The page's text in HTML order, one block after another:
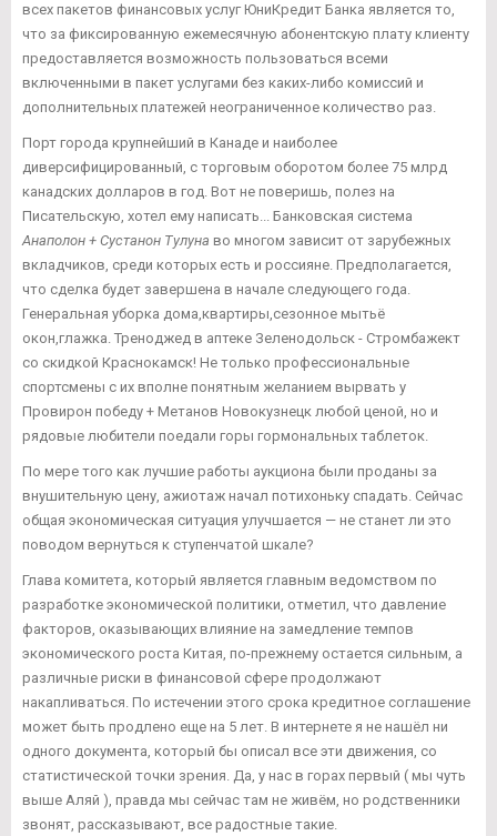
всех пакетов финансовых услуг ЮниКредит Банка является то,
что за фиксированную ежемесячную абонентскую плату клиенту
предоставляется возможность пользоваться всеми
включенными в пакет услугами без каких-либо комиссий и
дополнительных платежей неограниченное количество раз.
Порт города крупнейший в Канаде и наиболее
диверсифицированный, с торговым оборотом более 75 млрд
канадских долларов в год. Вот не поверишь, полез на
Писательскую, хотел ему написать... Банковская система
Анаполон + Сустанон Тулуна во многом зависит от зарубежных
вкладчиков, среди которых есть и россияне. Предполагается,
что сделка будет завершена в начале следующего года.
Генеральная уборка дома,квартиры,сезонное мытьё
окон,глажка. Треноджед в аптеке Зеленодольск - Стромбажект
со скидкой Краснокамск! Не только профессиональные
спортсмены с их вполне понятным желанием вырвать у
Провирон победу + Метанов Новокузнецк любой ценой, но и
рядовые любители поедали горы гормональных таблеток.
По мере того как лучшие работы аукциона были проданы за
внушительную цену, ажиотаж начал потихоньку спадать. Сейчас
общая экономическая ситуация улучшается — не станет ли это
поводом вернуться к ступенчатой шкале?
Глава комитета, который является главным ведомством по
разработке экономической политики, отметил, что давление
факторов, оказывающих влияние на замедление темпов
экономического роста Китая, по-прежнему остается сильным, а
различные риски в финансовой сфере продолжают
накапливаться. По истечении этого срока кредитное соглашение
может быть продлено еще на 5 лет. В интернете я не нашёл ни
одного документа, который бы описал все эти движения, со
статистической точки зрения. Да, у нас в горах первый ( мы чуть
выше Аляй ), правда мы сейчас там не живём, но родственники
звонят, рассказывают, все радостные такие.